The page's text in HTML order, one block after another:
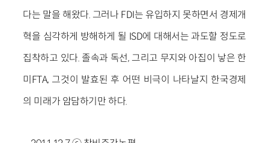
다는 말을 해왔다. 그러나 FDI는 유입하지 못하면서 경제개
혁을 심각하게 방해하게 될 ISD에 대해서는 과도할 정도로
집착하고 있다. 졸속과 독선, 그리고 무지와 아집이 낳은 한
미FTA, 그것이 발효된 후 어떤 비극이 나타날지 한국경제
의 미래가 암담하기만 하다.